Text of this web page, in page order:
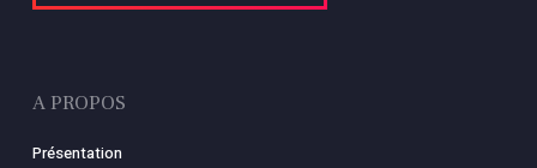
A PROPOS
Présentation